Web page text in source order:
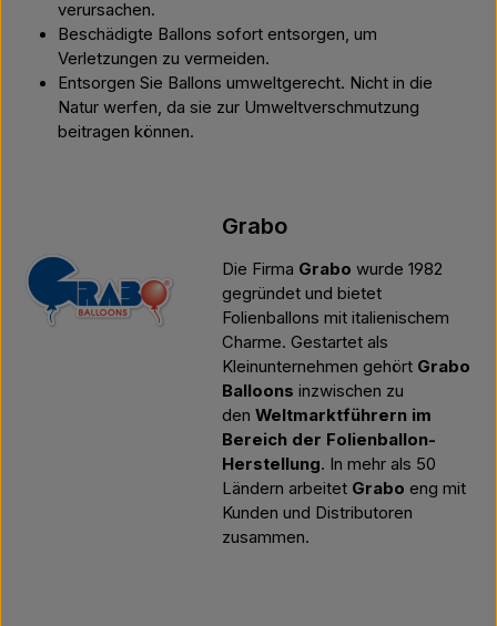
verursachen.
Beschädigte Ballons sofort entsorgen, um
Verletzungen zu vermeiden.
Entsorgen Sie Ballons umweltgerecht. Nicht in die
Natur werfen, da sie zur Umweltverschmutzung
beitragen können.
Grabo
Die Firma Grabo wurde 1982
gegründet und bietet
Folienballons mit italienischem
Charme. Gestartet als
Kleinunternehmen gehört Grabo
Balloons inzwischen zu
den Weltmarktführern im
Bereich der Folienballon-
Herstellung. In mehr als 50
Ländern arbeitet Grabo eng mit
Kunden und Distributoren
zusammen.